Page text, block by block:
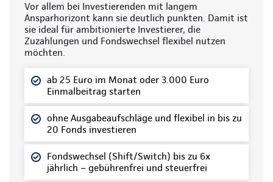
Vor allem bei Investierenden mit langem
Ansparhorizont kann sie deutlich punkten. Damit ist
sie ideal für ambitionierte Investierer, die
Zuzahlungen und Fondswechsel flexibel nutzen
möchten.
ab 25 Euro im Monat oder 3.000 Euro
Einmalbeitrag starten
ohne Ausgabeaufschläge und flexibel in bis zu
20 Fonds investieren
Fondswechsel (Shift/Switch) bis zu 6x
jährlich – gebührenfrei und steuerfrei